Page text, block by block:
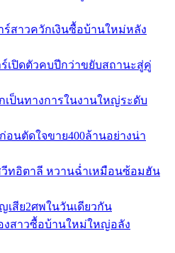
ร์สาวควักเงินซื้อบ้านใหม่หลัง
เปิดตัวคบปีกว่าขยับสถานะสู่คู่
เป็นทางการในงานใหญ่ระดับ
นตัดใจขาย400ล้านอย่างน่า
ทอิตาลี หวานฉ่ำเหมือนซ้อมฮัน
เสีย2ศพในวันเดียวกัน
งสาวซื้อบ้านใหม่ใหญ่อลัง